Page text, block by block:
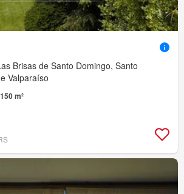
Brisas de Santo Domingo, Santo
Valparaíso
150 m²